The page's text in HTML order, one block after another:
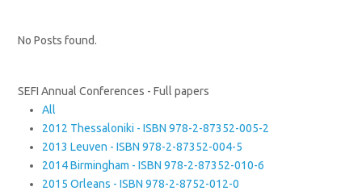
No Posts found.
SEFI Annual Conferences - Full papers
All
2012 Thessaloniki - ISBN 978-2-87352-005-2
2013 Leuven - ISBN 978-2-87352-004-5
2014 Birmingham - ISBN 978-2-87352-010-6
2015 Orleans - ISBN 978-2-8752-012-0